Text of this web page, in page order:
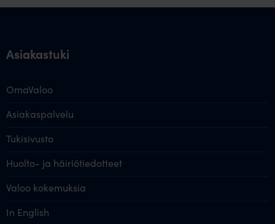
Asiakastuki
OmaValoo
Asiakaspalvelu
Tukisivusto
Huolto- ja häiriötiedotteet
Valoo kokemuksia
In English